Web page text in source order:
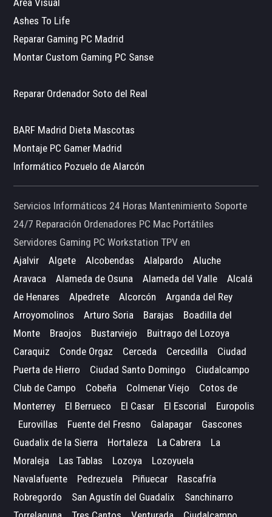
Ashes To Life
Reparar Gaming PC Madrid
Montar Custom Gaming PC Sanse
Reparar Ordenador Soto del Real
BARF Madrid Dieta Mascotas
Montaje PC Gamer Madrid
Informático Pozuelo de Alarcón
Servicios Informáticos 24 Horas Mantenimiento Soporte
24/7 Reparación Ordenadores PC Mac Portátiles
Servidores Gaming PC Workstation TPV en
Ajalvir
Algete Alcobendas Alalpardo
Aluche
Aravaca
Alameda de Osuna Alameda del Valle
Alcalá
de Henares
Alpedrete Alcorcón
Arganda del Rey
Arroyomolinos
Arturo Soria Barajas
Boadilla del
Monte
Braojos Bustarviejo
Buitrago del Lozoya
Caraquiz
Conde Orgaz Cerceda Cercedilla
Ciudad
Puerta de Hierro
Ciudad Santo Domingo
Ciudalcampo
Club de Campo
Cobeña Colmenar Viejo
Cotos de
Monterrey
El Berrueco El Casar El Escorial
Europolis
Eurovillas
Fuente del Fresno Galapagar
Gascones
Guadalix de la Sierra
Hortaleza La Cabrera
La
Moraleja
Las Tablas Lozoya
Lozoyuela
Navalafuente
Pedrezuela Piñuecar
Rascafría
Robregordo
San Agustín del Guadalix
Sanchinarro